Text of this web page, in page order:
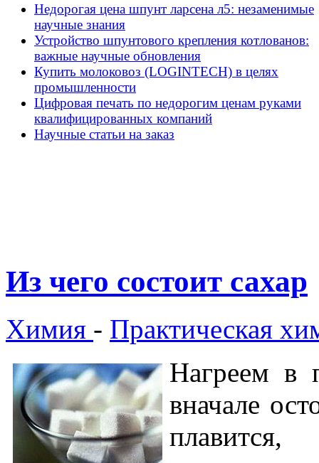
Недорогая цена шпунт ларсена л5: незаменимые
научные знания
Устройство шпунтового крепления котлованов:
важные научные обновления
Купить молоковоз (LOGINTECH) в целях
промышленности
Цифровая печать по недорогим ценам руками
квалифицированных компаний
Научные статьи на заказ
Из чего состоит сахар
Химия - Практическая
Нагреем в
вначале
плавится,